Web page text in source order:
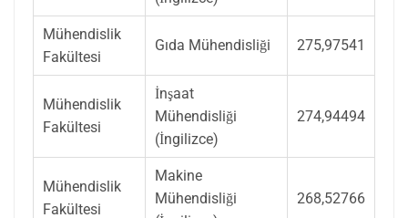
Mühendislik
Fakültesi
Gıda Mühendisliği 275,97541
Mühendislik
Fakültesi
İnşaat
Mühendisliği
(İngilizce)
274,94494
Mühendislik
Fakültesi
Makine
Mühendisliği
268,52766